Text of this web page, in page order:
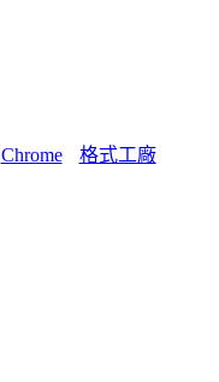
Chrome 格式工廠